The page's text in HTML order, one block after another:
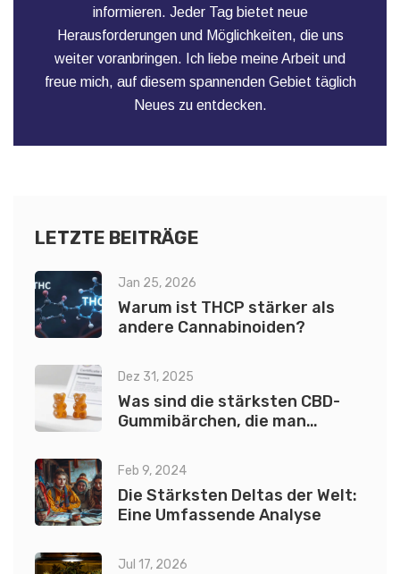
informieren. Jeder Tag bietet neue
Herausforderungen und Möglichkeiten, die uns
weiter voranbringen. Ich liebe meine Arbeit und
freue mich, auf diesem spannenden Gebiet täglich
Neues zu entdecken.
LETZTE BEITRÄGE
Jan 25, 2026
Warum ist THCP stärker als
andere Cannabinoiden?
Dez 31, 2025
Was sind die stärksten CBD-
Gummibärchen, die man
Feb 9, 2024
Die Stärksten Deltas der Welt:
Eine Umfassende Analyse
Jul 17, 2026